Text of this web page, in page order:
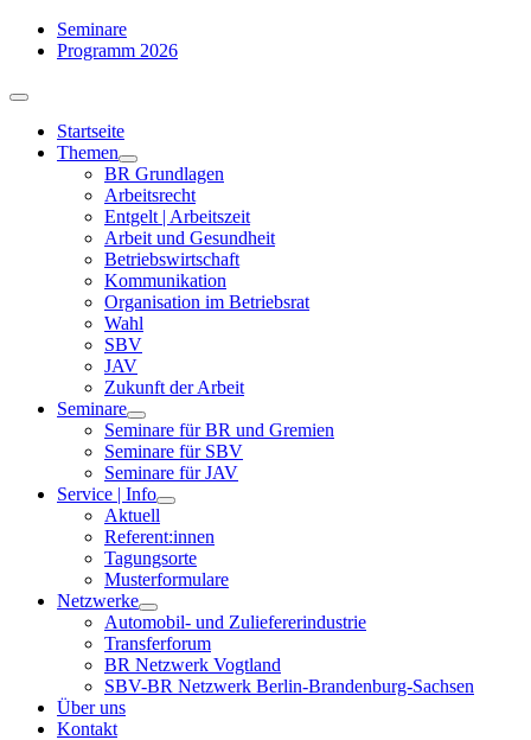
Zum
Inhalt
Seminare
Programm 2026
Toggle
NavigationStartseite
Themen
BR Grundlagen
Arbeits­recht
Entgelt | Arbeitszeit
Arbeit und Gesundheit
Betriebswirtschaft
Kommuni­kation
Organisation im Betriebsrat
Wahl
SBV
JAV
Zukunft der Arbeit
Seminare
Seminare für BR und Gremien
Seminare für SBV
Seminare für JAV
Service | Info
Aktuell
Referent:innen
Tagungsorte
Musterformulare
Netzwerke
Automobil- und Zuliefererindustrie
Transferforum
BR Netzwerk Vogtland
SBV-BR Netzwerk Berlin-Brandenburg-Sachsen
Über uns
Kontakt